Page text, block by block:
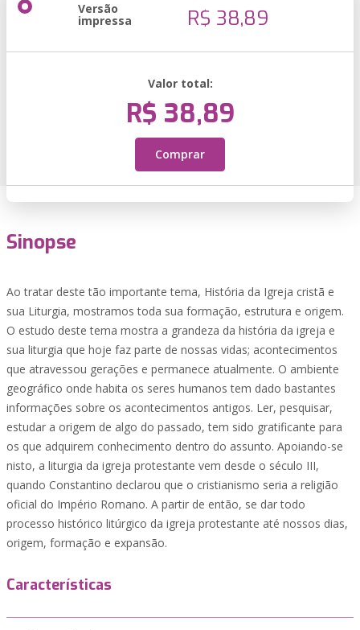
Versão
impressa R$ 38,89
Valor total:
R$ 38,89
Comprar
Sinopse
Ao tratar deste tão importante tema, História da Igreja cristã e
sua Liturgia, mostramos toda sua formação, estrutura e origem.
O estudo deste tema mostra a grandeza da história da igreja e
sua liturgia que hoje faz parte de nossas vidas; acontecimentos
que atravessou gerações e permanece atualmente. O ambiente
geográfico onde habita os seres humanos tem dado bastantes
informações sobre os acontecimentos antigos. Ler, pesquisar,
estudar a origem de algo do passado, tem sido gratificante para
os que adquirem conhecimento dentro do assunto. Apoiando-se
nisto, a liturgia da igreja protestante vem desde o século III,
quando Constantino declarou que o cristianismo seria a religião
oficial do Império Romano. A partir de então, se dar todo
processo histórico litúrgico da igreja protestante até nossos dias,
origem, formação e expansão.
Características